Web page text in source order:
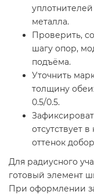
металла.
Проверить,
шагу опор,
подъёма.
Уточнить
толщину
0.5/0.5.
отсутствует
оттенок
Для радиусного
готовый элемент
При оформлении